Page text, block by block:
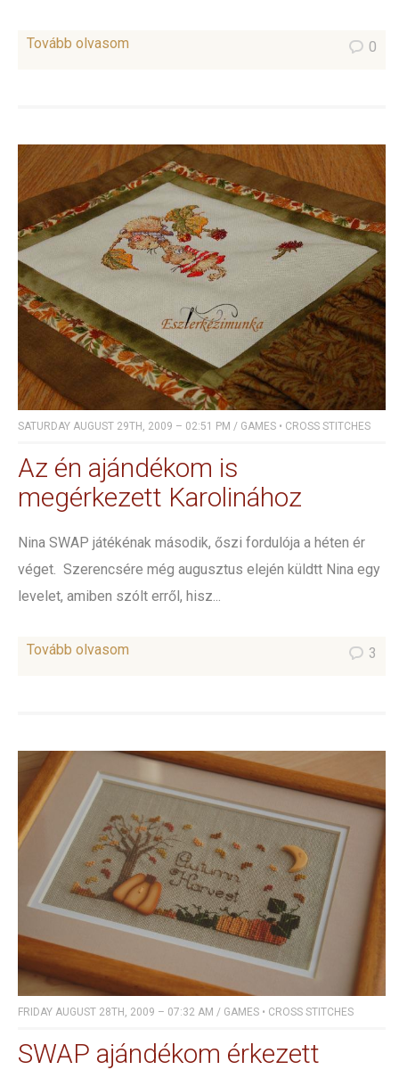
Tovább olvasom 0
SATURDAY AUGUST 29TH, 2009 – 02:51 PM / GAMES • CROSS STITCHES
Az én ajándékom is
megérkezett Karolinához
Nina SWAP játékénak második, őszi fordulója a héten ér
véget. Szerencsére még augusztus elején küldtt Nina egy
levelet, amiben szólt erről, hisz...
Tovább olvasom 3
FRIDAY AUGUST 28TH, 2009 – 07:32 AM / GAMES • CROSS STITCHES
SWAP ajándékom érkezett